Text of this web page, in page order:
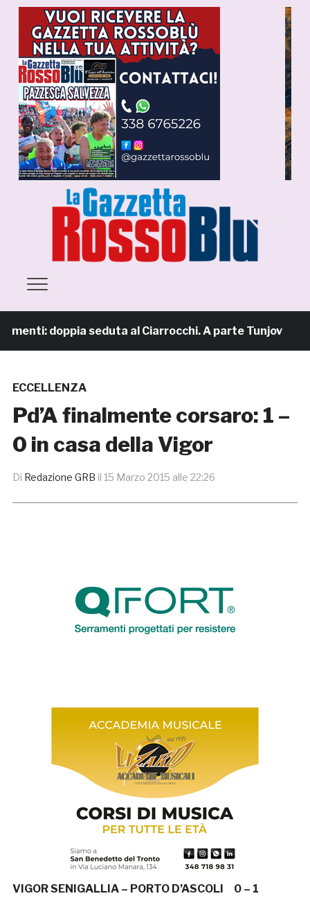
doppia seduta al Ciarrocchi. A parte Tunjov
ECCELLENZA
Pd’A finalmente corsaro: 1 –
0 in casa della Vigor
Di Redazione GRB il 15 Marzo 2015 alle 22:26
VIGOR SENIGALLIA – PORTO D’ASCOLI 0 – 1